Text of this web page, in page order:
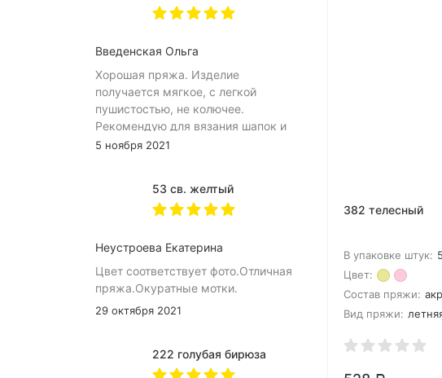
382 телесный
В упаковке штук: 5
Цвет:
Состав пряжи:
Вид пряжи:
Введенская Ольга
Хорошая пряжа. Изделие
получается мягкое, с легкой
пушистостью, не колючее.
Рекомендую для вязания шапок и
снудов.
5 ноября 2021
53 св. желтый
Неустроева Екатерина
Цвет соответствует фото.Отличная
пряжа.Окуратные мотки.
29 октября 2021
222 голубая бирюза